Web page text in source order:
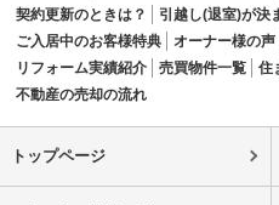
契約更新のときは？
引越し(退室)が決
ご入居中のお客様特典
オーナー様の声
リフォーム実績紹介
売買物件一覧
住
不動産の売却の流れ
トップページ